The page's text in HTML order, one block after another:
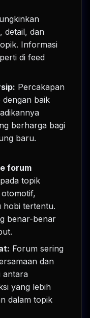
detail, dan
Informasi
di feed
Percakapan
baik
berharga bagi
baru.
forum
topik
hobi tertentu.
benar-benar
Forum sering
dan
antara
yang lebih
dalam topik